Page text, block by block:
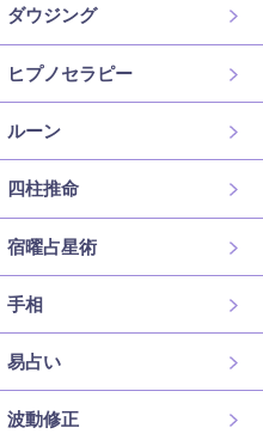
ダウジング
ヒプノセラピー
ルーン
四柱推命
宿曜占星術
手相
易占い
波動修正